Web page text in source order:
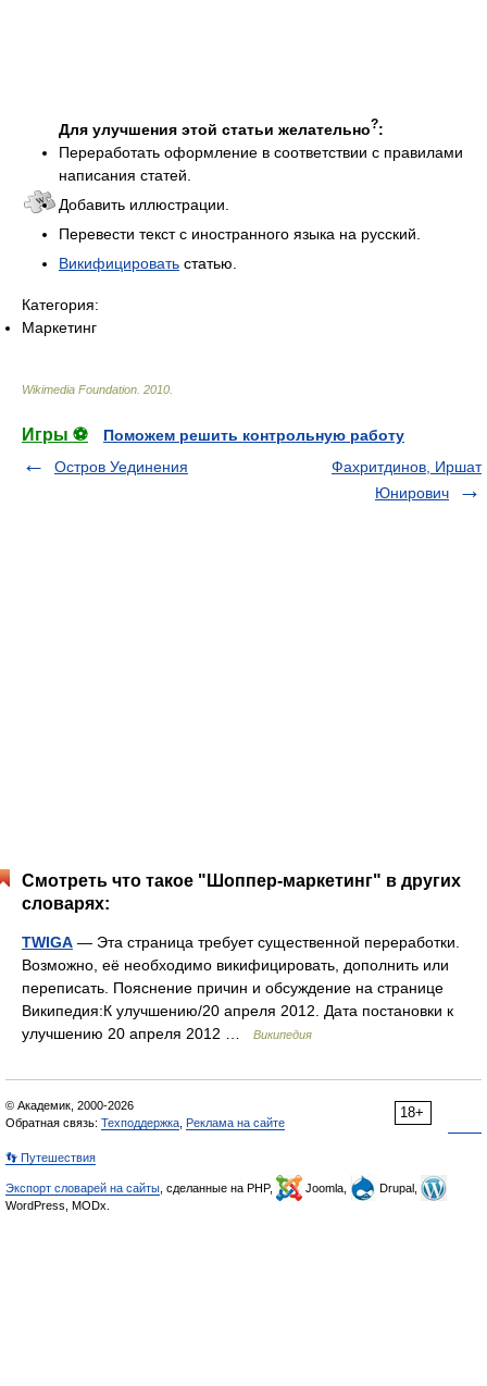
Для улучшения этой статьи желательно?:
Переработать оформление в соответствии с правилами
написания статей.
Добавить иллюстрации.
Перевести текст с иностранного языка на русский.
Викифицировать статью.
Категория:
Маркетинг
Wikimedia Foundation 2010
Игры ⚽
Поможем решить контрольную работу
Остров Уединения
Фахритдинов, Иршат
Юнирович
Смотреть что такое "Шоппер-маркетинг" в других
словарях:
TWIGA — Эта страница требует существенной переработки.
Возможно, её необходимо викифицировать, дополнить или
переписать. Пояснение причин и обсуждение на странице
Википедия:К улучшению/20 апреля 2012. Дата постановки к
улучшению 20 апреля 2012 …
Википедия
18+
© Академик, 2000-2026
Обратная связь: Техподдержка Реклама на сайте
👣 Путешествия
Экспорт словарей на сайты , сделанные на PHP, Joomla,
Drupal,
WordPress, MODx.